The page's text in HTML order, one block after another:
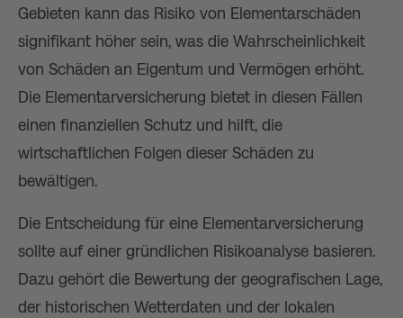
Gebieten kann das Risiko von Elementarschäden
signifikant höher sein, was die Wahrscheinlichkeit
von Schäden an Eigentum und Vermögen erhöht.
Die Elementarversicherung bietet in diesen Fällen
einen finanziellen Schutz und hilft, die
wirtschaftlichen Folgen dieser Schäden zu
bewältigen.
Die Entscheidung für eine Elementarversicherung
sollte auf einer gründlichen Risikoanalyse basieren.
Dazu gehört die Bewertung der geografischen Lage,
der historischen Wetterdaten und der lokalen